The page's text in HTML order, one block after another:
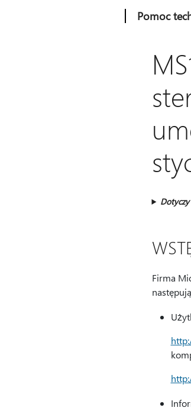
Pomoc
Dotyczy
Firma